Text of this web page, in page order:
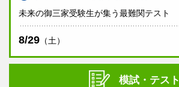
未来の御三家受験生が集う最難関テスト
8/29 （土）
模試・テスト